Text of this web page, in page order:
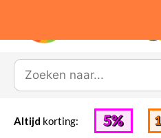
Altijd korting: